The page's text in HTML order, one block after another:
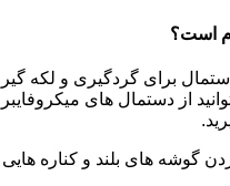
است؟
برای گردگیری و لکه
از دستمال های